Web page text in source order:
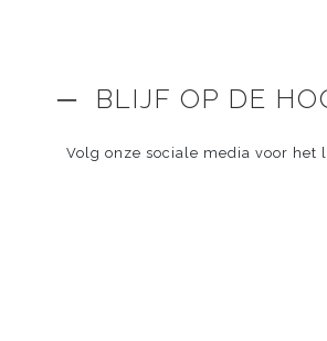
─ BLIJF OP DE
Volg onze sociale media voor het